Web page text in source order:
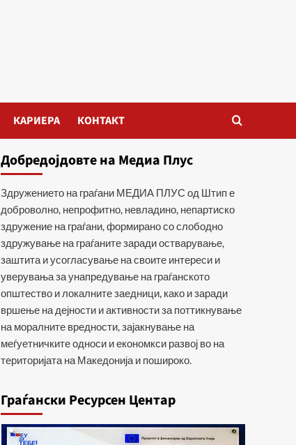
КАРИЕРА КОНТАКТ
Добредојдовте на Медиа Плус
Здружението на граѓани МЕДИА ПЛУС од Штип е
доброволно, непрофитно, невладино, непартиско
здружение на граѓани, формирано со слободно
здружување на граѓаните заради остварување,
заштита и усогласување на своите интереси и
уверувања за унапредување на граѓанското
општество и локалните заедници, како и заради
вршење на дејности и активности за поттикнување
на моралните вредности, зајакнување на
меѓуетничките односи и економкси развој во на
територијата на Македонија и пошироко.
Граѓански Ресурсен Центар